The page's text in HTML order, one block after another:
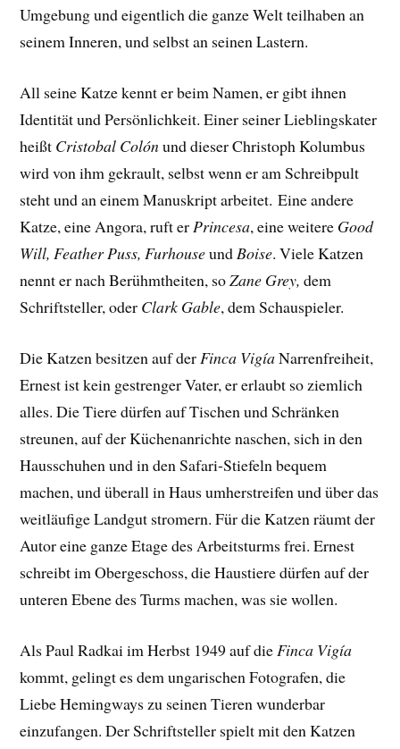
Umgebung und eigentlich die ganze Welt teilhaben an
seinem Inneren, und selbst an seinen Lastern.
All seine Katze kennt er beim Namen, er gibt ihnen
Identität und Persönlichkeit. Einer seiner Lieblingskater
heißt Cristobal Colónund dieser Christoph Kolumbus
wird von ihm gekrault, selbst wenn er am Schreibpult
steht und an einem Manuskript arbeitet. Eine andere
Katze, eine Angora, ruft erPrincesa, eine weitere Good
Will, Feather Puss, FurhouseundBoise. Viele Katzen
nennt er nach Berühmtheiten, soZane Grey,dem
Schriftsteller, oder Clark Gable, dem Schauspieler.
Die Katzen besitzen auf der Finca VigíaNarrenfreiheit,
Ernest ist kein gestrenger Vater, er erlaubt so ziemlich
alles. Die Tiere dürfen auf Tischen und Schränken
streunen, auf der Küchenanrichte naschen, sich in den
Hausschuhen und in den Safari-Stiefeln bequem
machen, und überall in Haus umherstreifen und über das
weitläufige Landgut stromern. Für die Katzen räumt der
Autor eine ganze Etage des Arbeitsturms frei. Ernest
schreibt im Obergeschoss, die Haustiere dürfen auf der
unteren Ebene des Turms machen, was sie wollen.
Als Paul Radkai im Herbst 1949 auf die Finca Vigía
kommt, gelingt es dem ungarischen Fotografen, die
Liebe Hemingways zu seinen Tieren wunderbar
einzufangen. DerSchriftsteller spielt mit den Katzen